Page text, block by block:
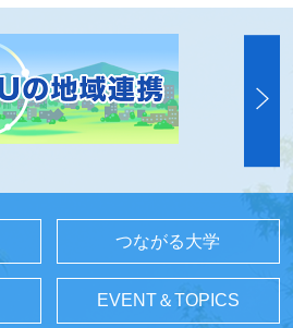
つながる大学
EVENT＆TOPICS